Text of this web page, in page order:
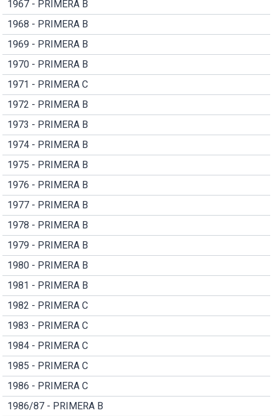
1967 - PRIMERA B
1968 - PRIMERA B
1969 - PRIMERA B
1970 - PRIMERA B
1971 - PRIMERA C
1972 - PRIMERA B
1973 - PRIMERA B
1974 - PRIMERA B
1975 - PRIMERA B
1976 - PRIMERA B
1977 - PRIMERA B
1978 - PRIMERA B
1979 - PRIMERA B
1980 - PRIMERA B
1981 - PRIMERA B
1982 - PRIMERA C
1983 - PRIMERA C
1984 - PRIMERA C
1985 - PRIMERA C
1986 - PRIMERA C
1986/87 - PRIMERA B